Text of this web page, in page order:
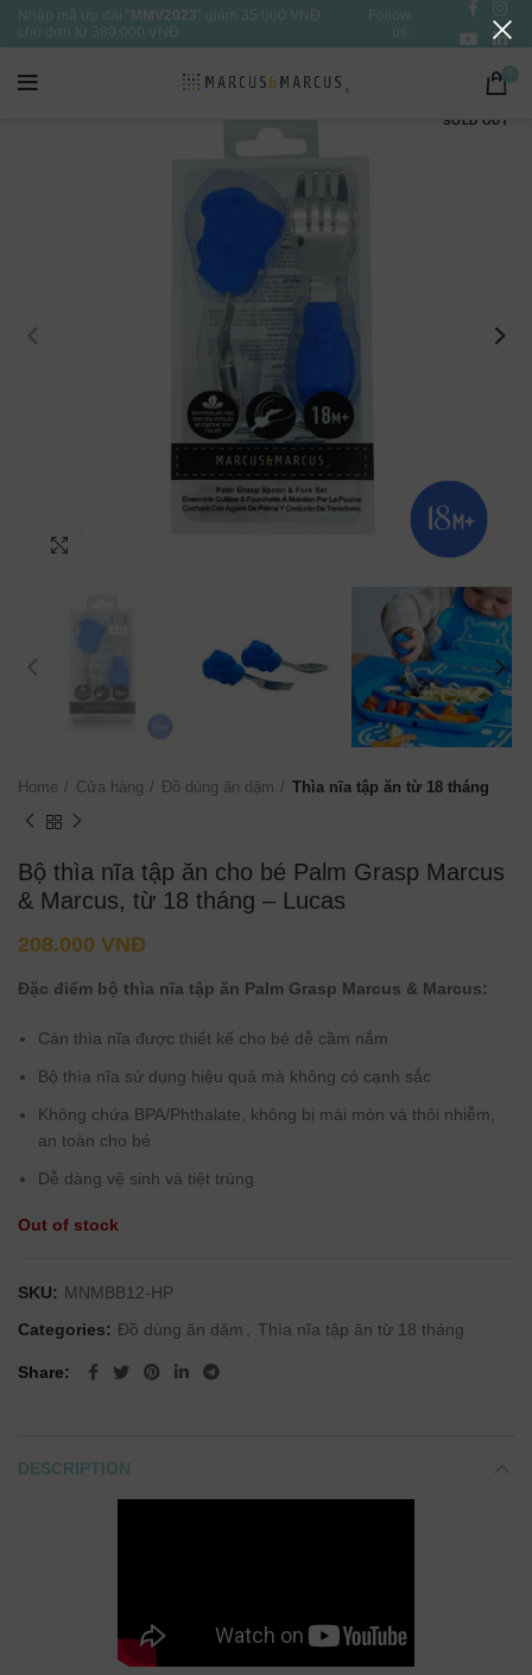
Nhập mã ưu đãi " MMV2023 " giảm 35.000 VNĐ
cho đơn từ 380.000 VNĐ
Follow
us:
SOLD OUT
Home Cửa hàng Đồ dùng ăn dặm Thìa nĩa tập ăn từ 18 tháng
Bộ thìa nĩa tập ăn cho bé Palm Grasp Marcus
& Marcus, từ 18 tháng – Lucas
208.000 VNĐ
Đặc điểm bộ thìa nĩa tập ăn Palm Grasp Marcus & Marcus:
Cán thìa nĩa được thiết kế cho bé dễ cầm nắm
Bộ thìa nĩa sử dụng hiệu quả mà không có cạnh sắc
Không chứa BPA/Phthalate, không bị mài mòn và thôi nhiễm,
an toàn cho bé
Dễ dàng vệ sinh và tiệt trùng
Out of stock
SKU: MNMBB12-HP
Categories: Đồ dùng ăn dặm , Thìa nĩa tập ăn từ 18 tháng
Share
DESCRIPTION